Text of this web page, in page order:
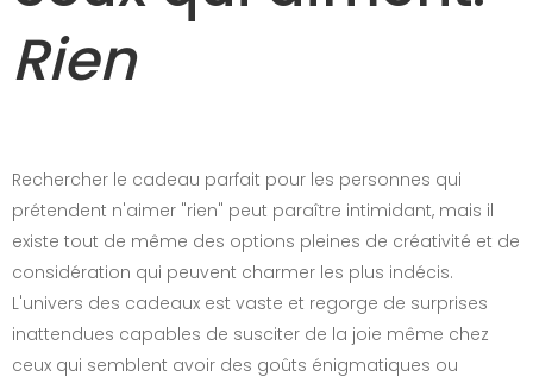
Rien
Rechercher le cadeau parfait pour les personnes qui
prétendent n'aimer "rien" peut paraître intimidant, mais il
existe tout de même des options pleines de créativité et de
considération qui peuvent charmer les plus indécis.
L'univers des cadeaux est vaste et regorge de surprises
inattendues capables de susciter de la joie même chez
ceux qui semblent avoir des goûts énigmatiques ou